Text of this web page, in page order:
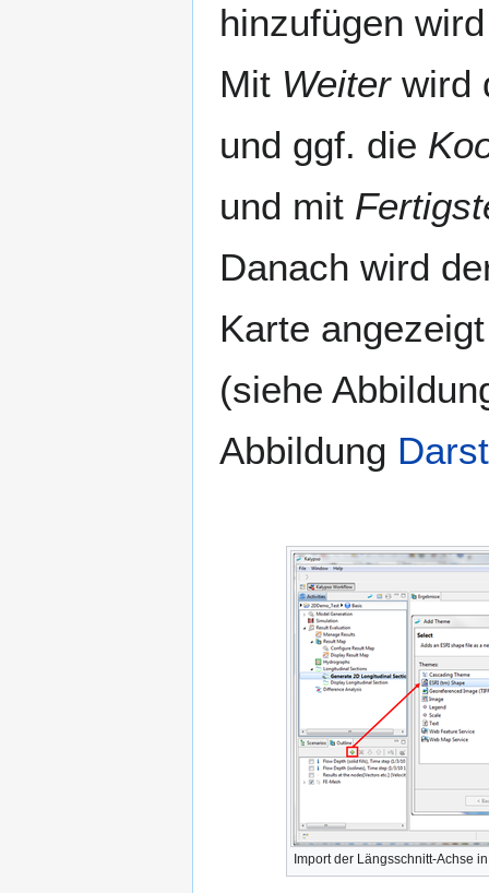
hinzufügen
Mit Weiterwird
und ggf. die
und mit
Danach wird
Karte
(siehe
Abbildung
Import der Längsschnitt-Achse